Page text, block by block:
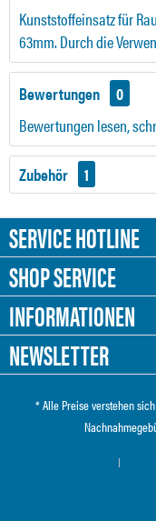
Kunststoffeinsatz für
63mm. Durch die
Bewertungen
0
Bewertungen lesen,
Zubehör 1
SERVICE HOTLINE
SHOP SERVICE
INFORMATIONEN
NEWSLETTER
* Alle Preise verstehen